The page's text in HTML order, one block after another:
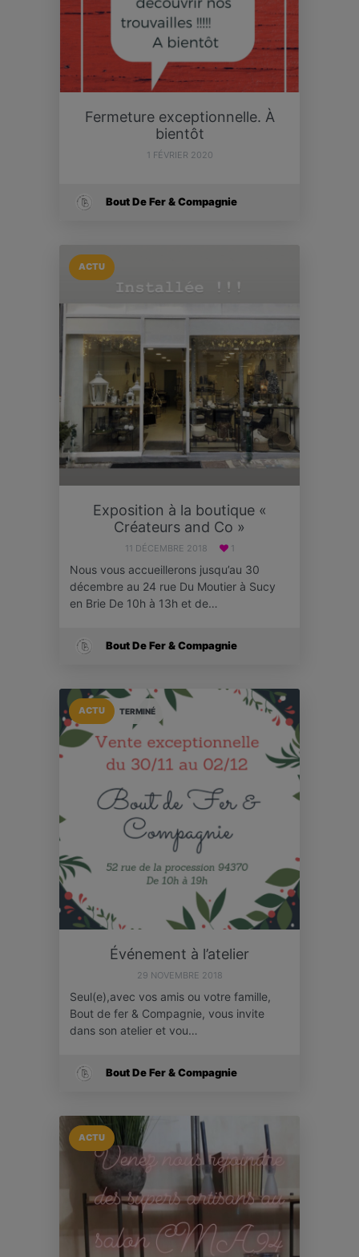
Fermeture exceptionnelle. À
bientôt
1 FÉVRIER 2020
Bout De Fer & Compagnie
ACTU
Exposition à la boutique «
Créateurs and Co »
11 DÉCEMBRE 2018 1
Nous vous accueillerons jusqu’au 30
décembre au 24 rue Du Moutier à Sucy
en Brie De 10h à 13h et de…
Bout De Fer & Compagnie
TERMINÉ
ACTU
Événement à l’atelier
29 NOVEMBRE 2018
Seul(e),avec vos amis ou votre famille,
Bout de fer & Compagnie, vous invite
dans son atelier et vou…
Bout De Fer & Compagnie
ACTU